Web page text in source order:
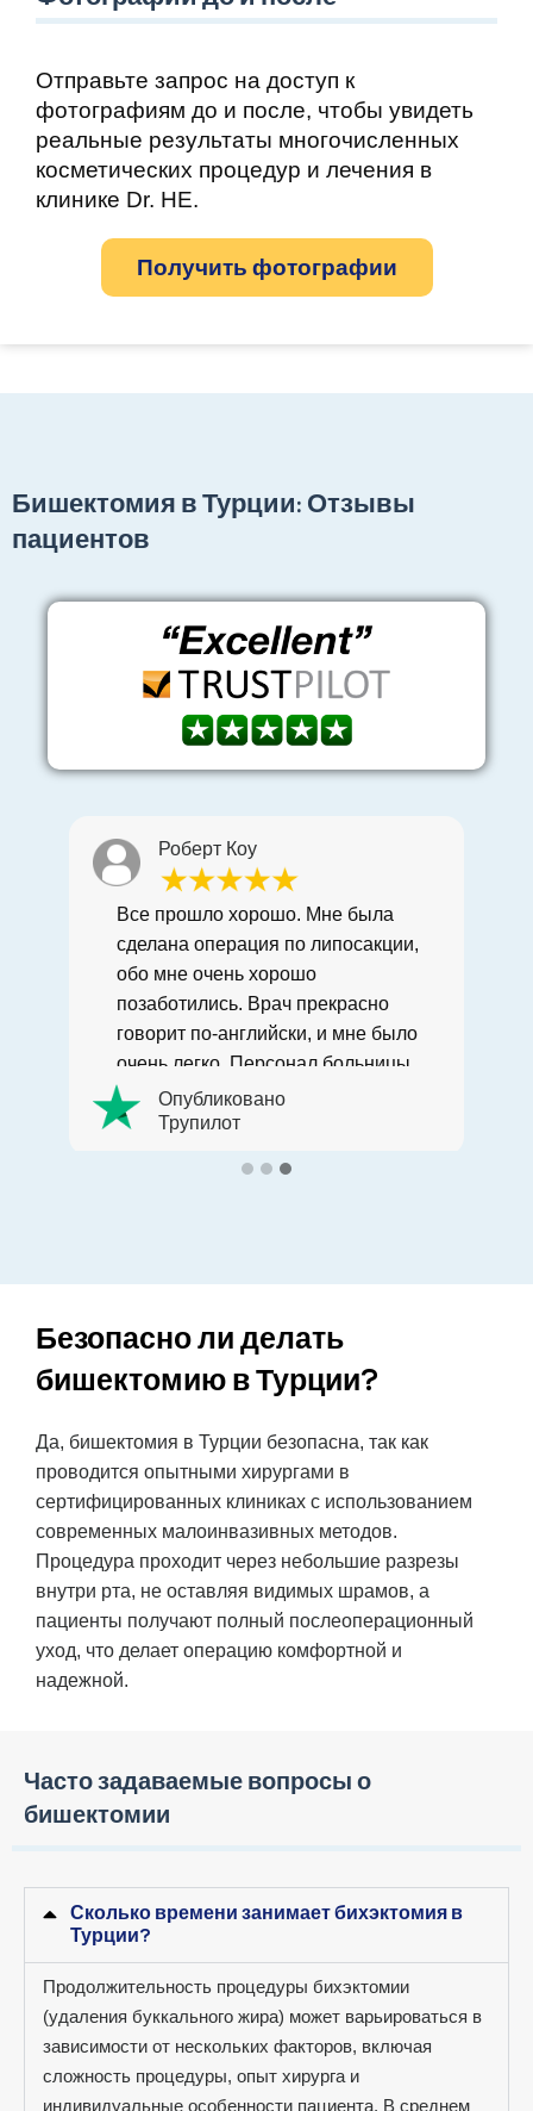
Отправьте запрос на доступ к
фотографиям до и после, чтобы увидеть
реальные результаты многочисленных
косметических процедур и лечения в
клинике Dr. HE.
Получить фотографии
Бишектомия в Турции: Отзывы
пациентов
Роберт Коу
Все прошло хорошо. Мне была
сделана операция по липосакции,
обо мне очень хорошо
позаботились. Врач прекрасно
говорит по-английски, и мне было
очень легко. Персонал больницы
очень дружелюбный, а палата
была очень удобной и чистой.
Опубликовано
Трупилот
Безопасно ли делать
бишектомию в Турции?
Да, бишектомия в Турции безопасна, так как
проводится опытными хирургами в
сертифицированных клиниках с использованием
современных малоинвазивных методов.
Процедура проходит через небольшие разрезы
внутри рта, не оставляя видимых шрамов, а
пациенты получают полный послеоперационный
уход, что делает операцию комфортной и
надежной.
Часто задаваемые вопросы о
бишектомии
Сколько времени занимает бихэктомия в
Турции?
Продолжительность процедуры бихэктомии
(удаления буккального жира) может варьироваться в
зависимости от нескольких факторов, включая
сложность процедуры, опыт хирурга и
индивидуальные особенности пациента. В среднем